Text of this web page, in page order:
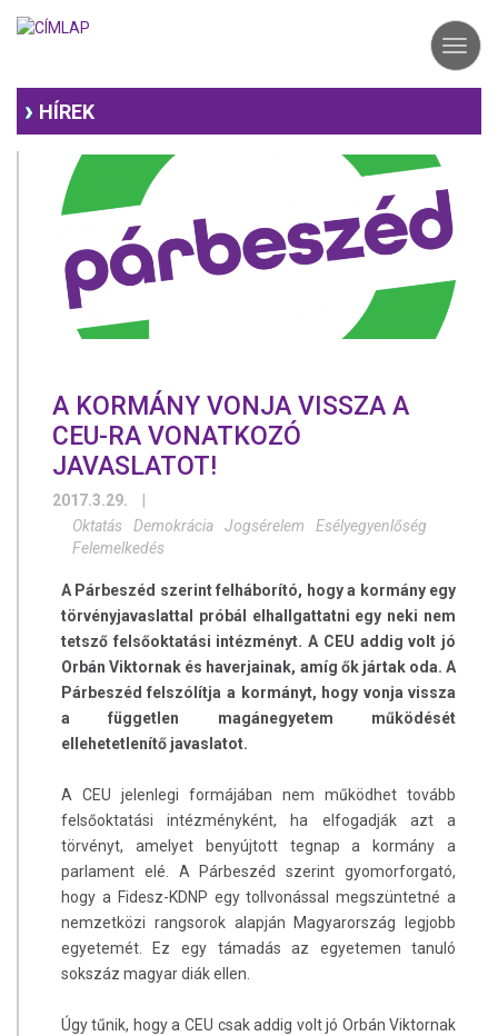
HÍREK
A KORMÁNY VONJA VISSZA A
CEU-RA VONATKOZÓ
JAVASLATOT!
2017.3.29.
Oktatás
Demokrácia Jogsérelem
Esélyegyenlőség
Felemelkedés
A Párbeszéd szerint felháborító, hogy a kormány egy
törvényjavaslattal próbál elhallgattatni egy neki nem
tetsző felsőoktatási intézményt. A CEU addig volt jó
Orbán Viktornak és haverjainak, amíg ők jártak oda. A
Párbeszéd felszólítja a kormányt, hogy vonja vissza
a független magánegyetem működését
ellehetetlenítő javaslatot.
A CEU jelenlegi formájában nem működhet tovább
felsőoktatási intézményként, ha elfogadják azt a
törvényt, amelyet benyújtott tegnap a kormány a
parlament elé. A Párbeszéd szerint gyomorforgató,
hogy a Fidesz-KDNP egy tollvonással megszüntetné a
nemzetközi rangsorok alapján Magyarország legjobb
egyetemét. Ez egy támadás az egyetemen tanuló
sokszáz magyar diák ellen.
Úgy tűnik, hogy a CEU csak addig volt jó Orbán Viktornak